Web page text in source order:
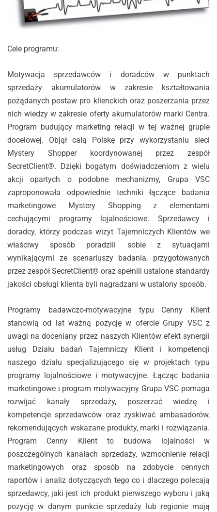
Cele programu:
Motywacja sprzedawców i doradców w punktach
sprzedaży akumulatorów w zakresie kształtowania
pożądanych postaw pro klienckich oraz poszerzania przez
nich wiedzy w zakresie oferty akumulatorów marki Centra.
Program budujący marketing relacji w tej ważnej grupie
docelowej. Objął całą Polskę przy wykorzystaniu sieci
Mystery Shopper koordynowanej przez zespół
SecretClient®. Dzięki bogatym doświadczeniom z wielu
akcji opartych o podobne mechanizmy, Grupa VSC
zaproponowała odpowiednie techniki łączące badania
marketingowe Mystery Shopping z elementami
cechującymi programy lojalnościowe. Sprzedawcy i
doradcy, którzy podczas wizyt Tajemniczych Klientów we
właściwy sposób poradzili sobie z sytuacjami
wynikającymi ze scenariuszy badania, przygotowanych
przez zespół SecretClient® oraz spełnili ustalone standardy
jakości obsługi klienta byli nagradzani w ustalony sposób.
Programy badawczo-motywacyjne typu Cenny Klient
stanowią od lat ważną pozycję w ofercie Grupy VSC z
uwagi na doceniany przez naszych Klientów efekt synergii
usług Działu badań Tajemniczy Klient i kompetencji
naszego działu specjalizującego się w projektach typu
programy lojalnościowe i motywacyjne. Łącząc badania
marketingowe i program motywacyjny Grupa VSC pomaga
rozwijać kanały sprzedaży, poszerzać wiedzę i
kompetencje sprzedawców oraz zyskiwać ambasadorów,
rekomendujących wskazane produkty, marki i rozwiązania.
Program Cenny Klient to budowa lojalności w
poszczególnych kanałach sprzedaży, wzmocnienie relacji
marketingowych oraz sposób na zdobycie cennych
raportów i analiz dotyczących tego co i dlaczego polecają
sprzedawcy, jaki jest ich produkt pierwszego wyboru i jaką
pozycję w danym punkcie sprzedaży lub regionie mają